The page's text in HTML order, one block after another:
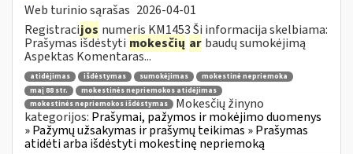
Web turinio sąrašas 2026-04-01
Registracijos numeris KM1453 Ši informacija skelbiama:
Prašymas išdėstyti mokesčių ar baudų sumokėjimą
Aspektas Komentaras...
atidėjimas išdėstymas sumokėjimas
mokestinė nepriemoka
maį 88 str.
mokestinės nepriemokos atidėjimas
mokestinės nepriemokos išdėstymas
Mokesčių žinyno
kategorijos: Prašymai, pažymos ir mokėjimo duomenys
» Pažymų užsakymas ir prašymų teikimas » Prašymas
atidėti arba išdėstyti mokestinę nepriemoką